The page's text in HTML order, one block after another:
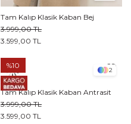
Tam Kalıp Klasik Kaban Bej
3.599,00 TL
3.999,00 TL
2
Tam Kalıp Klasik Kaban Antrasit
3.599,00 TL
3.999,00 TL
%10